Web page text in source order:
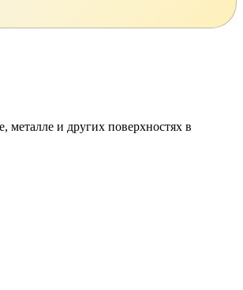
металле и других поверхностях в